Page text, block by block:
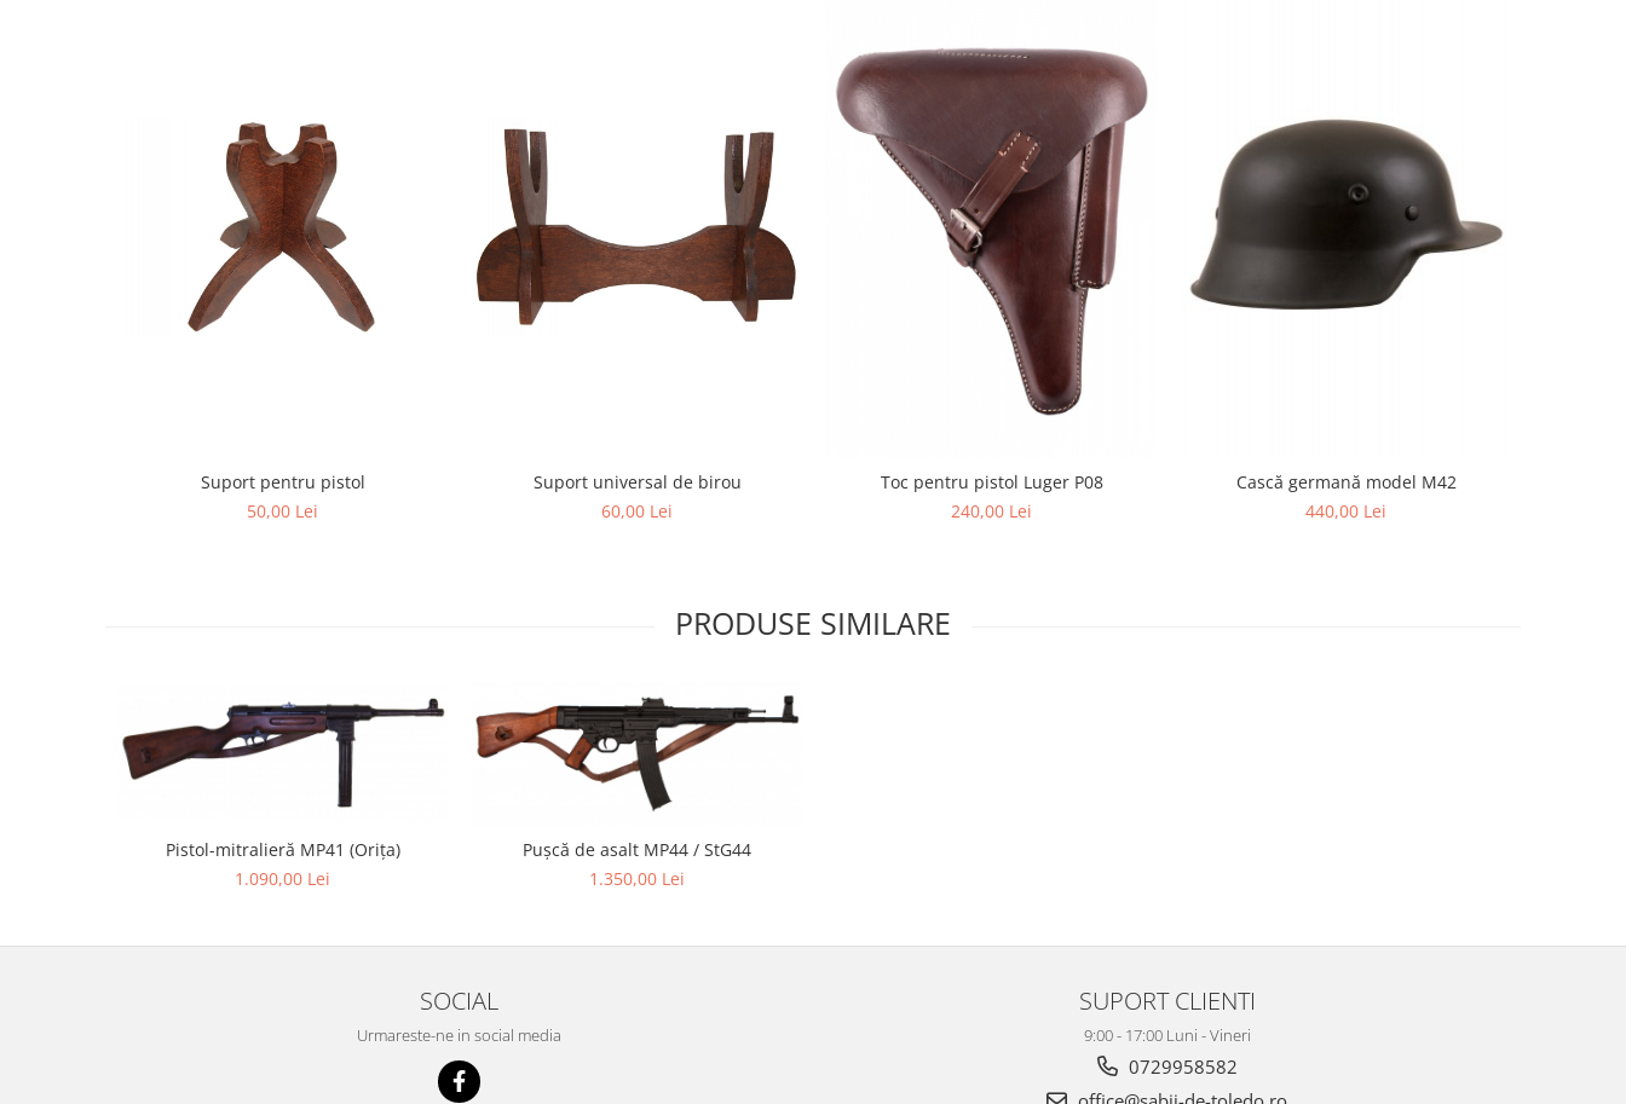
Suport pentru pistol
50,00 Lei
Suport universal de birou
60,00 Lei
Toc pentru pistol Luger P08
240,00 Lei
Cască germană model M42
440,00 Lei
PRODUSE SIMILARE
Pistol-mitralieră MP41 (Orița)
1.090,00 Lei
Pușcă de asalt MP44 / StG44
1.350,00 Lei
SOCIAL
Urmareste-ne in social media
SUPORT CLIENTI
9:00 - 17:00 Luni - Vineri
0729958582